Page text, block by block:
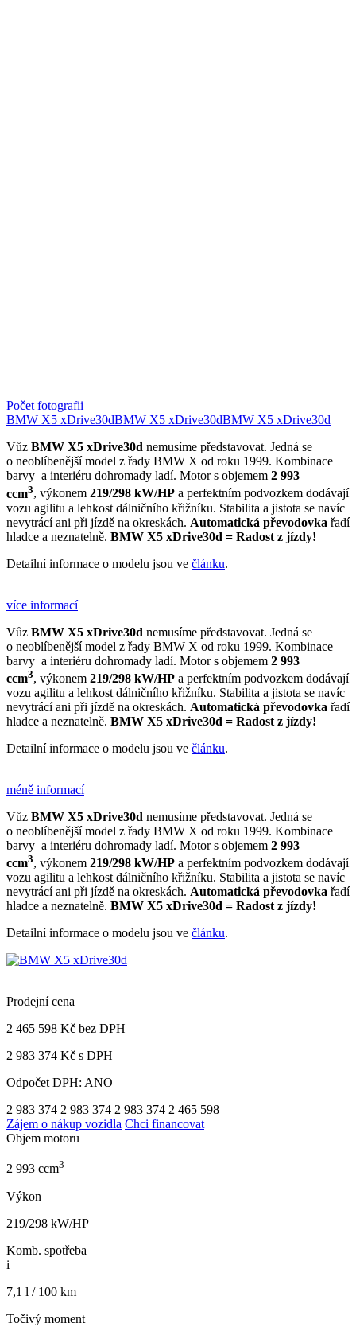
Počet fotografii
BMW X5 xDrive30dBMW X5 xDrive30dBMW X5 xDrive30d
Vůz BMW X5 xDrive30d nemusíme představovat. Jedná se
o neoblíbenější model z řady BMW X od roku 1999. Kombinace
barvy a interiéru dohromady ladí. Motor s objemem 2 993
ccm3, výkonem 219/298 kW/HP a perfektním podvozkem dodávají
vozu agilitu a lehkost dálničního křižníku. Stabilita a jistota se navíc
nevytrácí ani při jízdě na okreskách. Automatická převodovka řadí
hladce a neznatelně. BMW X5 xDrive30d = Radost z jízdy!
Detailní informace o modelu jsou ve článku.
více informací
Vůz BMW X5 xDrive30d nemusíme představovat. Jedná se
o neoblíbenější model z řady BMW X od roku 1999. Kombinace
barvy a interiéru dohromady ladí. Motor s objemem 2 993
ccm3, výkonem 219/298 kW/HP a perfektním podvozkem dodávají
vozu agilitu a lehkost dálničního křižníku. Stabilita a jistota se navíc
nevytrácí ani při jízdě na okreskách. Automatická převodovka řadí
hladce a neznatelně. BMW X5 xDrive30d = Radost z jízdy!
Detailní informace o modelu jsou ve článku.
méně informací
Vůz BMW X5 xDrive30d nemusíme představovat. Jedná se
o neoblíbenější model z řady BMW X od roku 1999. Kombinace
barvy a interiéru dohromady ladí. Motor s objemem 2 993
ccm3, výkonem 219/298 kW/HP a perfektním podvozkem dodávají
vozu agilitu a lehkost dálničního křižníku. Stabilita a jistota se navíc
nevytrácí ani při jízdě na okreskách. Automatická převodovka řadí
hladce a neznatelně. BMW X5 xDrive30d = Radost z jízdy!
Detailní informace o modelu jsou ve článku.
Prodejní cena
2 465 598 Kč bez DPH
2 983 374 Kč s DPH
Odpočet DPH: ANO
2 983 374 2 983 374 2 983 374 2 465 598
Zájem o nákup vozidla Chci financovat
Objem motoru
2 993 ccm3
Výkon
219/298 kW/HP
Komb. spotřeba
i
7,1 l / 100 km
Točivý moment